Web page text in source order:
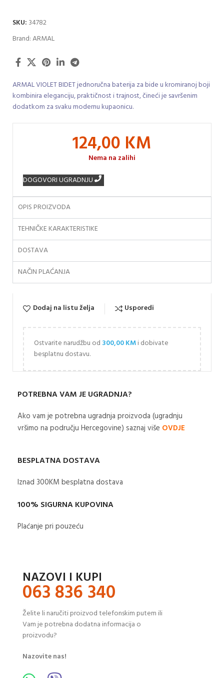
SKU: 34782
Brand:ARMAL
ARMAL VIOLET BIDET jednoručna baterija za bide u kromiranoj boji
kombinira eleganciju, praktičnost i trajnost, čineći je savršenim
dodatkom za svaku modernu kupaonicu.
124,00 KM
Nema na zalihi
DOGOVORI UGRADNJU
OPIS PROIZVODA
TEHNIČKE KARAKTERISTIKE
DOSTAVA
NAČIN PLAĆANJA
Dodaj na listu želja Usporedi
Ostvarite narudžbu od 300,00KMi dobivate
besplatnu dostavu.
POTREBNA VAM JE UGRADNJA?
Ako vam je potrebna ugradnja proizvoda (ugradnju
vršimo na području Hercegovine) saznaj više OVDJE
BESPLATNA DOSTAVA
Iznad 300KM besplatna dostava​
100% SIGURNA KUPOVINA
Plaćanje pri pouzeću
NAZOVI I KUPI
063 836 340
Želite li naručiti proizvod telefonskim putem ili
Vam je potrebna dodatna informacija o
proizvodu?
Nazovite nas!